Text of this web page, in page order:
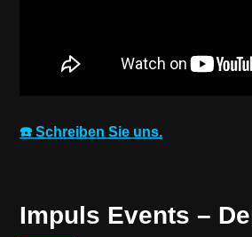
☎️ Schreiben Sie uns.
Impuls Events –